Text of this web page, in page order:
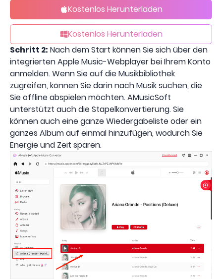
Kostenlos Herunterladen
Kostenlos Herunterladen
Schritt 2: Nach dem Start können Sie sich über den
integrierten Apple Music-Webplayer bei Ihrem Konto
anmelden. Wenn Sie auf die Musikbibliothek
zugreifen, können Sie darin nach Musik suchen, die
Sie offline abspielen möchten. AMusicSoft
unterstützt auch die Stapelkonvertierung. Sie
können auch eine ganze Wiedergabeliste oder ein
ganzes Album auf einmal hinzufügen, wodurch Sie
Energie und Zeit sparen.